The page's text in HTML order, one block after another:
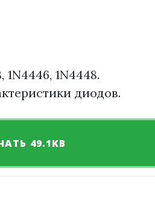
1N4446, 1N4448.
диодов.
49.1KB